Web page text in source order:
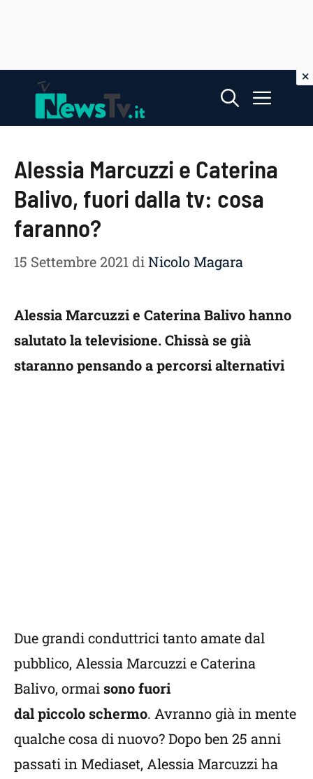
contenuto
Menu
Alessia Marcuzzi e Caterina
Balivo, fuori dalla tv: cosa
faranno?
15 Settembre 2021 diNicolo Magara
Alessia Marcuzzi e Caterina Balivo hanno
salutato la televisione. Chissà se già
staranno pensando a percorsi alternativi
Due grandi conduttrici tanto amate dal
pubblico, Alessia Marcuzzi e Caterina
Balivo, ormai sono fuori
dal piccolo schermo. Avranno già in mente
qualche cosa di nuovo? Dopo ben 25 anni
passati in Mediaset, Alessia Marcuzzi ha